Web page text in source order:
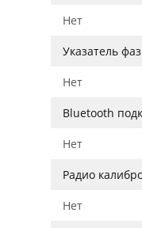
Нет
Указатель
Нет
Bluetooth
Нет
Радио
Нет